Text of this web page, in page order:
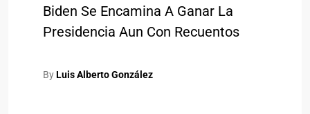
Biden Se Encamina A Ganar La
Presidencia Aun Con Recuentos
ByLuis Alberto González